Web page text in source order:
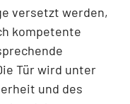
versetzt werden,
kompetente
Tür wird unter
und des